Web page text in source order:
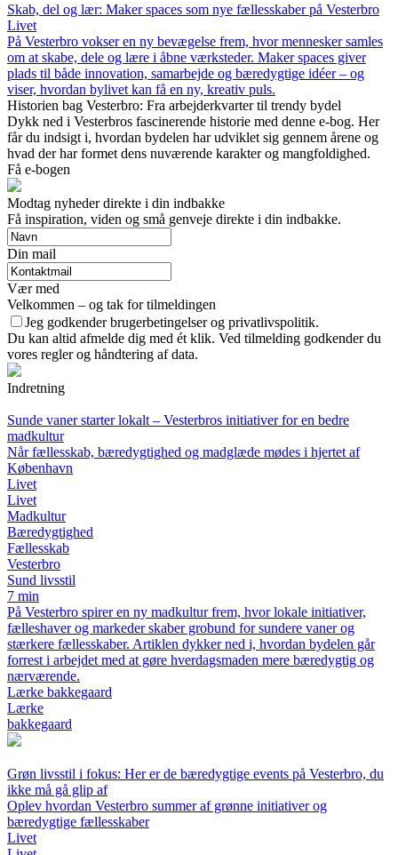
Skab, del og lær: Maker spaces som nye fællesskaber på Vesterbro
Livet
På Vesterbro vokser en ny bevægelse frem, hvor mennesker samles
om at skabe, dele og lære i åbne værksteder. Maker spaces giver
plads til både innovation, samarbejde og bæredygtige idéer – og
viser, hvordan bylivet kan få en ny, kreativ puls.
Historien bag Vesterbro: Fra arbejderkvarter til trendy bydel
Dykk ned i Vesterbros fascinerende historie med denne e-bog. Her
får du indsigt i, hvordan bydelen har udviklet sig gennem årene og
hvad der har formet dens nuværende karakter og mangfoldighed.
Få e-bogen
Modtag nyheder direkte i din indbakke
Få inspiration, viden og små genveje direkte i din indbakke.
Din mail
Vær med
Velkommen – og tak for tilmeldingen
Jeg godkender brugerbetingelser og privatlivspolitik.
Du kan altid afmelde dig med ét klik. Ved tilmelding godkender du
vores regler og håndtering af data.
Indretning
Sunde vaner starter lokalt – Vesterbros initiativer for en bedre
madkultur
Når fællesskab, bæredygtighed og madglæde mødes i hjertet af
København
Livet
Livet
Madkultur
Bæredygtighed
Fællesskab
Vesterbro
Sund livsstil
7 min
På Vesterbro spirer en ny madkultur frem, hvor lokale initiativer,
fælleshaver og markeder skaber grobund for sundere vaner og
stærkere fællesskaber. Artiklen dykker ned i, hvordan bydelen går
forrest i arbejdet med at gøre hverdagsmaden mere bæredygtig og
nærværende.
Lærke bakkegaard
Lærke
bakkegaard
Grøn livsstil i fokus: Her er de bæredygtige events på Vesterbro, du
ikke må gå glip af
Oplev hvordan Vesterbro summer af grønne initiativer og
bæredygtige fællesskaber
Livet